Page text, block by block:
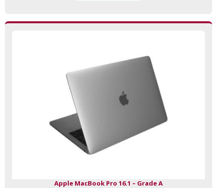
Apple MacBook Pro 16.1 – Grade A